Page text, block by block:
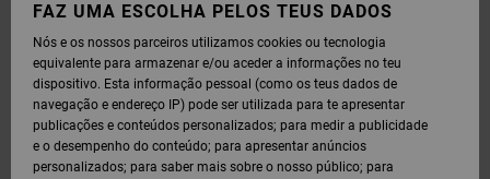
FAZ UMA ESCOLHA PELOS TEUS DADOS
Nós e os nossos parceiros utilizamos cookies ou tecnologia
equivalente para armazenar e/ou aceder a informações no teu
dispositivo. Esta informação pessoal (como os teus dados de
navegação e endereço IP) pode ser utilizada para te apresentar
publicações e conteúdos personalizados; para medir a publicidade
e o desempenho do conteúdo; para apresentar anúncios
personalizados; para saber mais sobre o nosso público; para